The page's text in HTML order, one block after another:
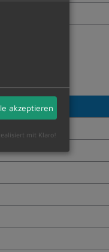
akzeptieren
mit Klaro!